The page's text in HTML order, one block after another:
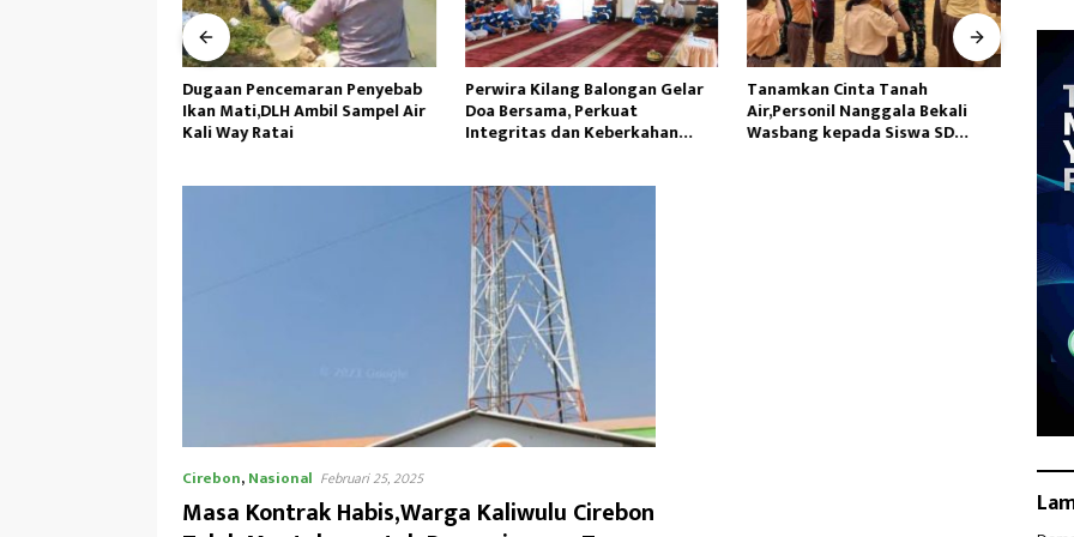
Dugaan Pencemaran Penyebab
Ikan Mati,DLH Ambil Sampel Air
Kali Way Ratai
Perwira Kilang Balongan Gelar
Doa Bersama, Perkuat
Integritas dan Keberkahan
Tanamkan Cinta Tanah
Air,Personil Nanggala Bekali
Wasbang kepada Siswa SD
Cirebon,Nasional Februari 25, 2025
Masa Kontrak Habis,Warga Kaliwulu Cirebon